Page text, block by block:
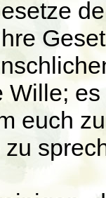
Wille;
euch